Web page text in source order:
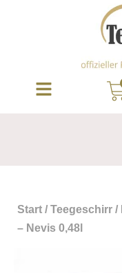
Start / Teegeschirr /
– Nevis 0,48l